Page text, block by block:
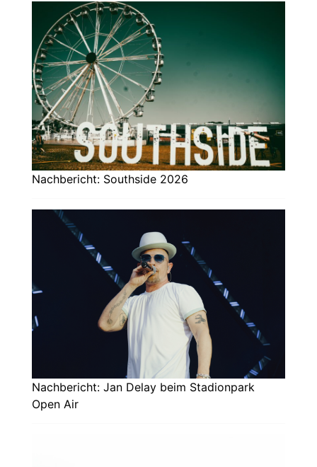
Nachbericht: Southside 2026
Nachbericht: Jan Delay beim Stadionpark
Open Air